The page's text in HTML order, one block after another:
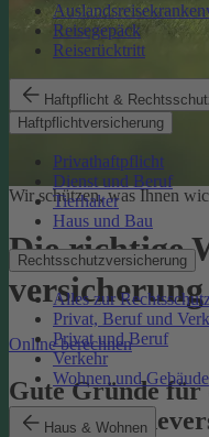
Reisegepäck
Reiserücktritt
Haftpflicht &
Haftpflichtversicherung
Privathaftpflicht
Dienst und Beruf
Tierhalter
Haus und Bau
Rechtsschutzversicherung
Alles zur
Privat, Beruf und
Privat und Beruf
Verkehr
Wohnen und Gebäude
Haus & Wohnen
Wir schützen, was Ihnen
Die richtige
Online berechnen
Gute Gründe für